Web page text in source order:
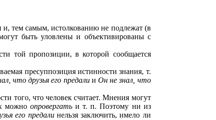
тем самым, истолкованию не подлежат (в
быть уловлены и объективированы с
той пропозиции, в которой сообщается
пресуппозиция истинности знания, т.
что друзья его предалии Он не знал, что
того, что человек считает. Мнения могут
можноопровергать и т. п. Поэтому ни из
его предалинельзя заключить, имело ли